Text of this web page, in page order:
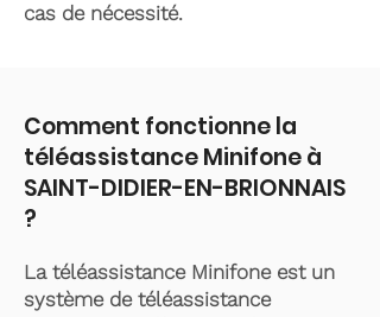
cas de nécessité.
Comment fonctionne la
téléassistance Minifone à
SAINT-DIDIER-EN-BRIONNAIS
?
La téléassistance Minifone est un
système de téléassistance